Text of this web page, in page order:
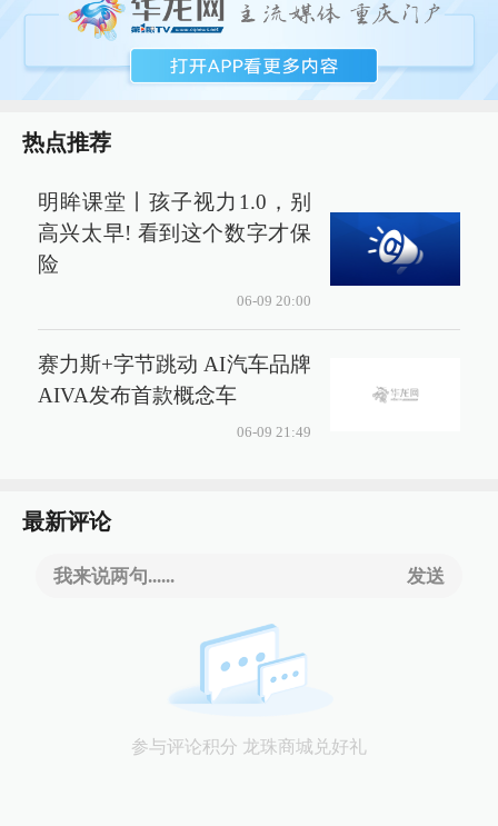
热点推荐
明眸课堂丨孩子视力1.0，别
高兴太早! 看到这个数字才保
险
06-09 20:00
赛力斯+字节跳动 AI汽车品牌
AIVA发布首款概念车
06-09 21:49
最新评论
我来说两句...... 发送
参与评论积分 龙珠商城兑好礼